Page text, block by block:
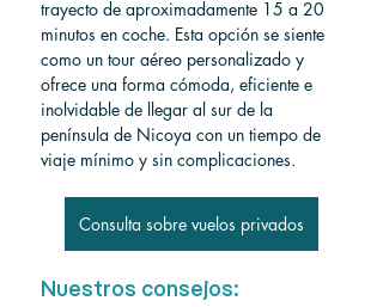
trayecto de aproximadamente 15 a 20
minutos en coche. Esta opción se siente
como un tour aéreo personalizado y
ofrece una forma cómoda, eficiente e
inolvidable de llegar al sur de la
península de Nicoya con un tiempo de
viaje mínimo y sin complicaciones.
Consulta sobre vuelos privados
Nuestros consejos: